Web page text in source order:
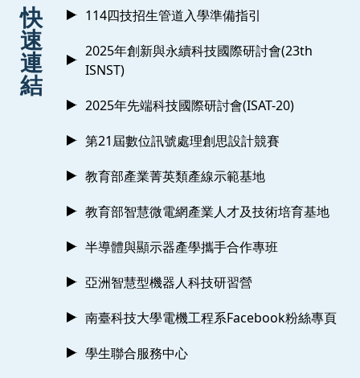
快
速
連
結
114四技招生管道入學準備指引
2025年創新與永續科技國際研討會(23th
ISNST)
2025年先端科技國際研討會(ISAT-20)
第21屆數位訊號處理創思設計競賽
教育部產業菁英類產線示範基地
教育部智慧微電網產業人才及技術培育基地
半導體與顯示器產學攜手合作專班
亞洲智慧型機器人科技研習營
南臺科技大學電機工程系Facebook粉絲專頁
學生聯合服務中心